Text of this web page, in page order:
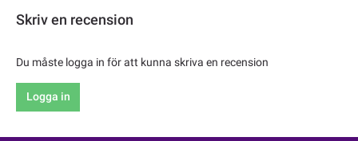
Skriv en recension
Du måste logga in för att kunna skriva en recension
Logga in